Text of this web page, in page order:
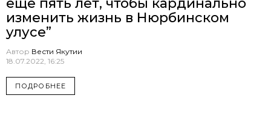
еще пять лет, чтобы кардинально
изменить жизнь в Нюрбинском
улусе”
Автор Вести Якутии
18.07.2022, 16:25
ПОДРОБНЕЕ